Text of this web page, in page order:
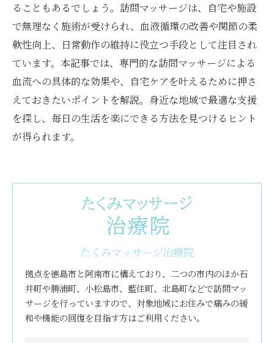
ることもあるでしょう。訪問マッサージは、自宅や施設
で無理なく施術が受けられ、血液循環の改善や関節の柔
軟性向上、日常動作の維持に役立つ手段として注目され
ています。本記事では、専門的な訪問マッサージによる
血流への具体的な効果や、自宅ケアを叶えるために押さ
えておきたいポイントを解説。身近な地域で最適な支援
を探し、毎日の生活を楽にできる方法を見つけるヒント
が得られます。
たくみマッサージ治療院
拠点を徳島市と阿南市に構えており、二つの市内のほか石
井町や勝浦町、小松島市、藍住町、北島町などで訪問マッ
サージを行っていますので、対象地域にお住みで痛みの緩
和や機能の回復を目指す方はご利用ください。